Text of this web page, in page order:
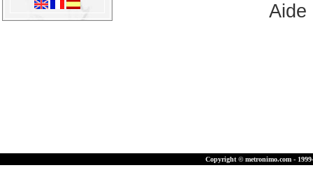
Aide
Copyright © metronimo.com -